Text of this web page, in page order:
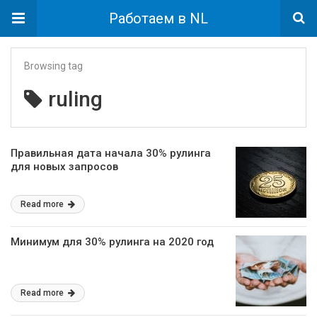
Работаем в NL
Browsing tag
ruling
Правильная дата начала 30% рулинга
для новых запросов
Read more
Минимум для 30% рулинга на 2020 год
Read more